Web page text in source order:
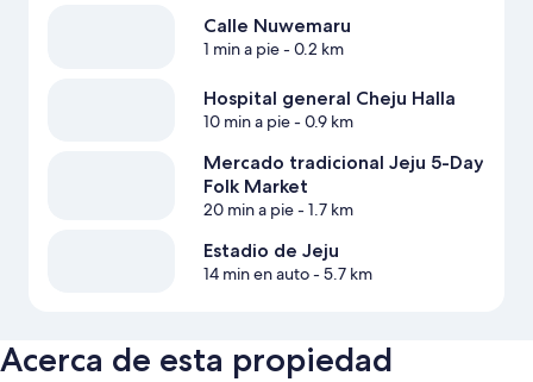
Calle Nuwemaru
1 min a pie- 0.2 km
Hospital general Cheju Halla
10 min a pie- 0.9 km
Mercado tradicional Jeju 5-Day
Folk Market
20 min a pie- 1.7 km
Estadio de Jeju
14 min en auto- 5.7 km
Acerca de esta propiedad